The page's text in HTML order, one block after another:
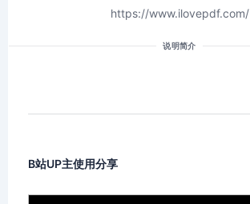
https://www.ilovepdf.com/
说明简介
B站UP主使用分享